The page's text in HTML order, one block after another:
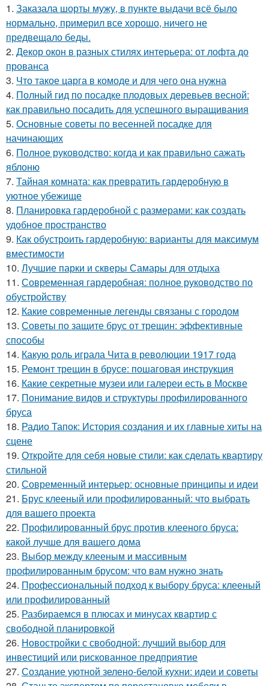
1. Заказала шорты мужу, в пункте выдачи всё было
нормально, примерил все хорошо, ничего не
предвещало беды.
2. Декор окон в разных стилях интерьера: от лофта до
прованса
3. Что такое царга в комоде и для чего она нужна
4. Полный гид по посадке плодовых деревьев весной:
как правильно посадить для успешного выращивания
5. Основные советы по весенней посадке для
начинающих
6. Полное руководство: когда и как правильно сажать
яблоню
7. Тайная комната: как превратить гардеробную в
уютное убежище
8. Планировка гардеробной с размерами: как создать
удобное пространство
9. Как обустроить гардеробную: варианты для максимум
вместимости
10. Лучшие парки и скверы Самары для отдыха
11. Современная гардеробная: полное руководство по
обустройству
12. Какие современные легенды связаны с городом
13. Советы по защите брус от трещин: эффективные
способы
14. Какую роль играла Чита в революции 1917 года
15. Ремонт трещин в брусе: пошаговая инструкция
16. Какие секретные музеи или галереи есть в Москве
17. Понимание видов и структуры профилированного
бруса
18. Радио Тапок: История создания и их главные хиты на
сцене
19. Откройте для себя новые стили: как сделать квартиру
стильной
20. Современный интерьер: основные принципы и идеи
21. Брус клееный или профилированный: что выбрать
для вашего проекта
22. Профилированный брус против клееного бруса:
какой лучше для вашего дома
23. Выбор между клееным и массивным
профилированным брусом: что вам нужно знать
24. Профессиональный подход к выбору бруса: клееный
или профилированный
25. Разбираемся в плюсах и минусах квартир с
свободной планировкой
26. Новостройки с свободной: лучший выбор для
инвестиций или рискованное предприятие
27. Создание уютной зелено-белой кухни: идеи и советы